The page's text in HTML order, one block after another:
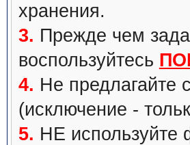
хранения.
3. Прежде чем
воспользуйтесь
4. Не предлагайте
(исключение -
5. НЕ